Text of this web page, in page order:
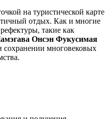
на туристической карте
отдых. Как и многие
такие как
Онсэн Фукусимая
сохранении многовековых